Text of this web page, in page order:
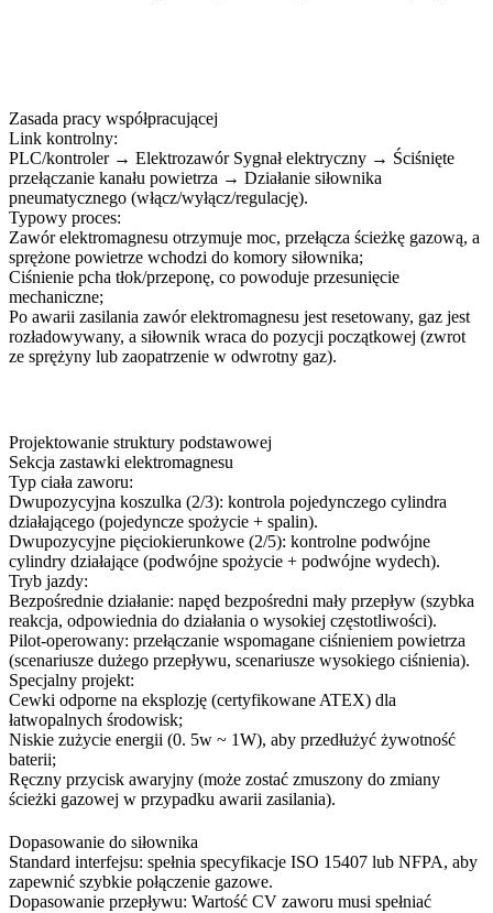
Zasada pracy współpracującej
Link kontrolny:
PLC/kontroler → Elektrozawór Sygnał elektryczny → Ściśnięte
przełączanie kanału powietrza → Działanie siłownika
pneumatycznego (włącz/wyłącz/regulację).
Typowy proces:
Zawór elektromagnesu otrzymuje moc, przełącza ścieżkę gazową, a
sprężone powietrze wchodzi do komory siłownika;
Ciśnienie pcha tłok/przeponę, co powoduje przesunięcie
mechaniczne;
Po awarii zasilania zawór elektromagnesu jest resetowany, gaz jest
rozładowywany, a siłownik wraca do pozycji początkowej (zwrot
ze sprężyny lub zaopatrzenie w odwrotny gaz).
Projektowanie struktury podstawowej
Sekcja zastawki elektromagnesu
Typ ciała zaworu:
Dwupozycyjna koszulka (2/3): kontrola pojedynczego cylindra
działającego (pojedyncze spożycie + spalin).
Dwupozycyjne pięciokierunkowe (2/5): kontrolne podwójne
cylindry działające (podwójne spożycie + podwójne wydech).
Tryb jazdy:
Bezpośrednie działanie: napęd bezpośredni mały przepływ (szybka
reakcja, odpowiednia do działania o wysokiej częstotliwości).
Pilot-operowany: przełączanie wspomagane ciśnieniem powietrza
(scenariusze dużego przepływu, scenariusze wysokiego ciśnienia).
Specjalny projekt:
Cewki odporne na eksplozję (certyfikowane ATEX) dla
łatwopalnych środowisk;
Niskie zużycie energii (0. 5w ~ 1W), aby przedłużyć żywotność
baterii;
Ręczny przycisk awaryjny (może zostać zmuszony do zmiany
ścieżki gazowej w przypadku awarii zasilania).
Dopasowanie do siłownika
Standard interfejsu: spełnia specyfikacje ISO 15407 lub NFPA, aby
zapewnić szybkie połączenie gazowe.
Dopasowanie przepływu: Wartość CV zaworu musi spełniać